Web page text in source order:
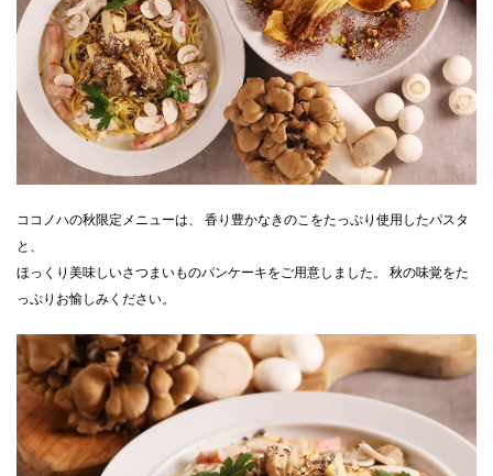
ココノハの秋限定メニューは、 香り豊かなきのこをたっぷり使用したパスタ
と、
ほっくり美味しいさつまいものパンケーキをご用意しました。 秋の味覚をた
っぷりお愉しみください。